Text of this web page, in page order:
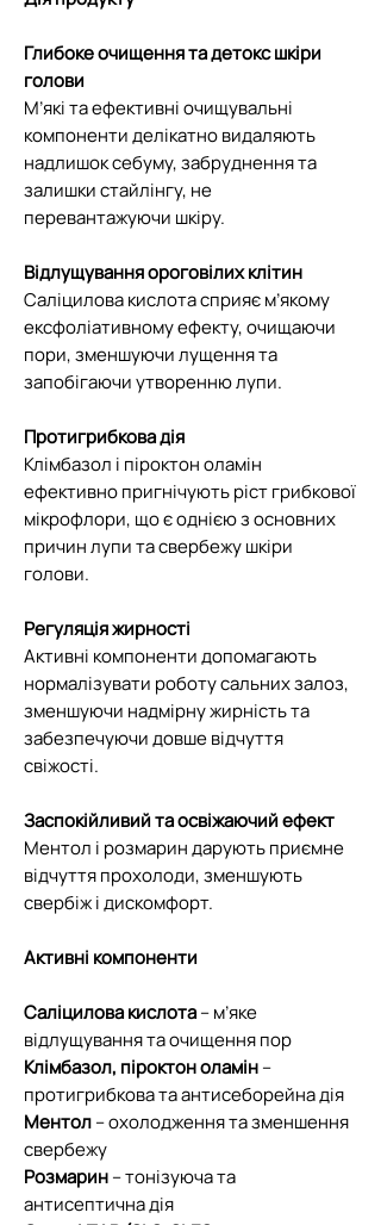
Глибоке очищення та детокс шкіри
голови
М’які та ефективні очищувальні
компоненти делікатно видаляють
надлишок себуму, забруднення та
залишки стайлінгу, не
перевантажуючи шкіру.
Відлущування ороговілих клітин
Саліцилова кислота сприяє м’якому
ексфоліативному ефекту, очищаючи
пори, зменшуючи лущення та
запобігаючи утворенню лупи.
Протигрибкова дія
Клімбазол і піроктон оламін
ефективно пригнічують ріст грибкової
мікрофлори, що є однією з основних
причин лупи та свербежу шкіри
голови.
Регуляція жирності
Активні компоненти допомагають
нормалізувати роботу сальних залоз,
зменшуючи надмірну жирність та
забезпечуючи довше відчуття
свіжості.
Заспокійливий та освіжаючий ефект
Ментол і розмарин дарують приємне
відчуття прохолоди, зменшують
свербіж і дискомфорт.
Активні компоненти
Саліцилова кислота– м’яке
відлущування та очищення пор
Клімбазол, піроктон оламін–
протигрибкова та антисеборейна дія
Ментол– охолодження та зменшення
свербежу
Розмарин– тонізуюча та
антисептична дія